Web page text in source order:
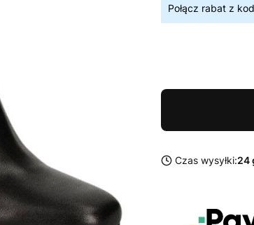
Połącz rabat z
Czas wysyłki:24